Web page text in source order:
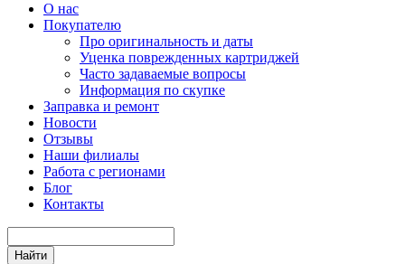
О нас
Покупателю
Про оригинальность и даты
Уценка поврежденных картриджей
Часто задаваемые вопросы
Информация по скупке
Заправка и ремонт
Новости
Отзывы
Наши филиалы
Работа с регионами
Блог
Контакты
Найти